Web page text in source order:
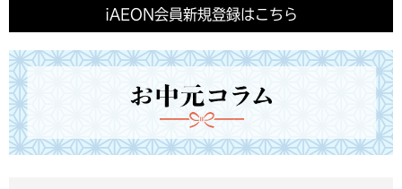
iAEON会員新規登録はこちら